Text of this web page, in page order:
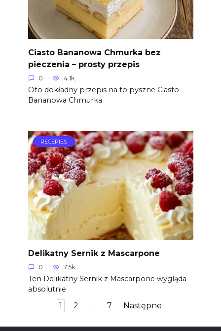
Ciasto Bananowa Chmurka bez
pieczenia – prosty przepis
0 4.1k.
Oto dokładny przepis na to pyszne Ciasto
Bananowa Chmurka
RECEPIES
Delikatny Sernik z Mascarpone
0 7.5k.
Ten Delikatny Sernik z Mascarpone wygląda
absolutnie
Stronicowanie
1 2 … 7 Następne